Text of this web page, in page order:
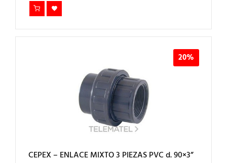
20%
CEPEX – ENLACE MIXTO 3 PIEZAS PVC d. 90×3”